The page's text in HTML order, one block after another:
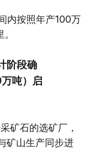
内按照年产100万
阶段确
吨）启
矿石的选矿厂，
矿山生产同步进